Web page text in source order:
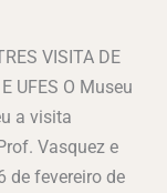
VISITA DE
UFES O Museu
a visita
Vasquez e
de fevereiro de